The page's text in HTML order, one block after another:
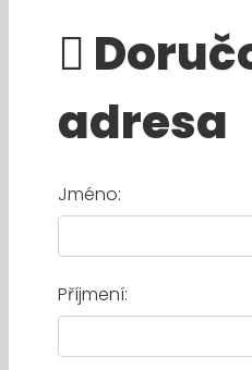
adresa
Jméno:
Příjmení: